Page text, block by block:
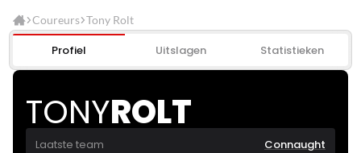
Coureurs Tony Rolt
Profiel Uitslagen Statistieken
TONYROLT
Laatste team Connaught